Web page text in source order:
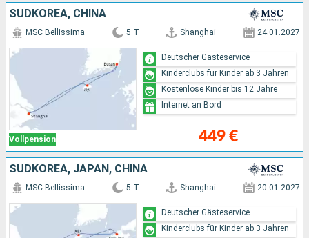
SÜDKOREA, CHINA
Vollpension
MSC Bellissima 5 T Shanghai 24.01.2027
449 €
Deutscher Gästeservice
Kinderclubs für Kinder ab 3 Jahren
Kostenlose Kinder bis 12 Jahre
Internet an Bord
SÜDKOREA, JAPAN, CHINA
MSC Bellissima 5 T Shanghai 20.01.2027
Deutscher Gästeservice
Kinderclubs für Kinder ab 3 Jahren